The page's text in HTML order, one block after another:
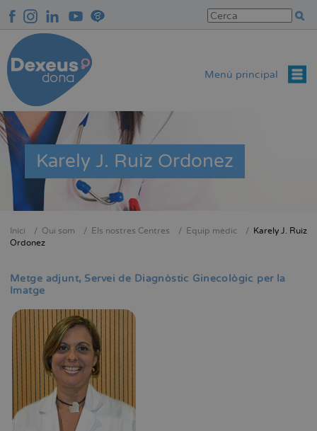
contingut
Menú principal
Karely J. Ruiz Ordonez
Fil
Inici Qui som Els nostres Centres Equip mèdic
Karely J. Ruiz
Ordonez
Metge adjunt Servei de Diagnòstic Ginecològic per la
Imatge